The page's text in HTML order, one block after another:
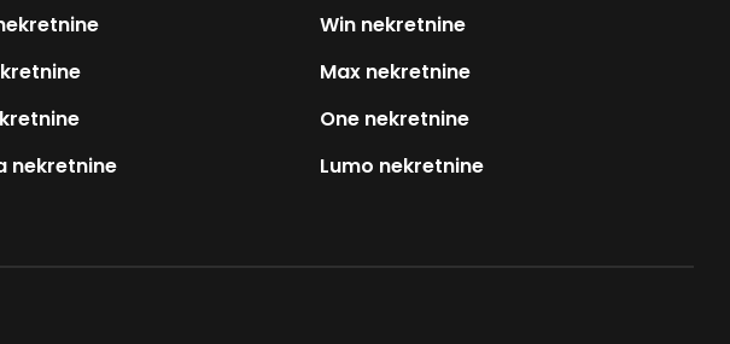
Win nekretnine
Max nekretnine
One nekretnine
nekretnine Lumo nekretnine